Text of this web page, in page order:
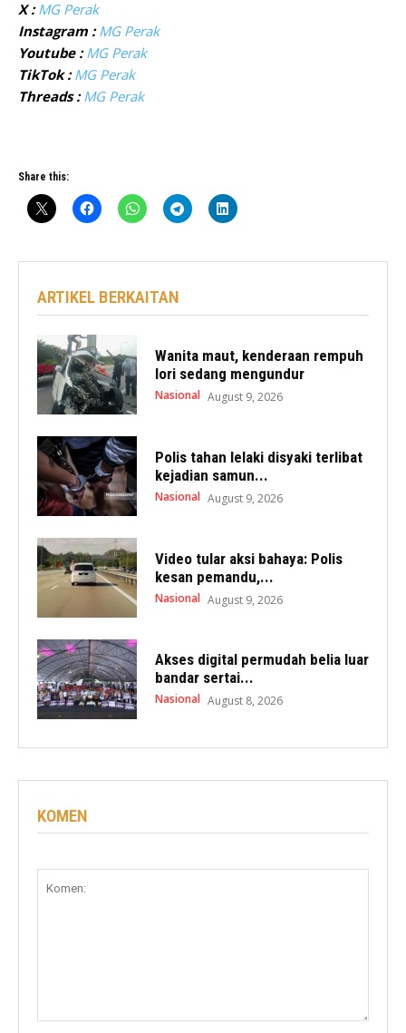
X : MG Perak
Instagram : MG Perak
Youtube : MG Perak
TikTok : MG Perak
Threads : MG Perak
Share this:
ARTIKEL BERKAITAN
Wanita maut, kenderaan rempuh
lori sedang mengundur
Nasional August 9, 2026
Polis tahan lelaki disyaki terlibat
kejadian samun...
Nasional August 9, 2026
Video tular aksi bahaya: Polis
kesan pemandu,...
Nasional August 9, 2026
Akses digital permudah belia luar
bandar sertai...
Nasional August 8, 2026
KOMEN